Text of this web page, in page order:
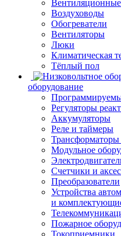
Воздуховоды
Обогреватели
Вентиляторы
Люки
Климатическая
Тёплый пол
оборудование
Регуляторы
Аккумуляторы
Реле и таймеры
Трансформаторы
Модульное
Счетчики и
Преобразователи
Устройства
и
Пожарное
Токоприемники